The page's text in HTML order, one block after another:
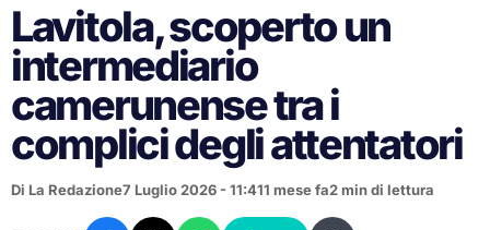
Lavitola, scoperto un
intermediario
camerunense tra i
complici degli attentatori
Di La Redazione7 Luglio 2026 - 11:411 mese fa2 min di lettura